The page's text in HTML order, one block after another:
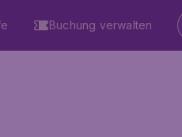
Buchung verwalten